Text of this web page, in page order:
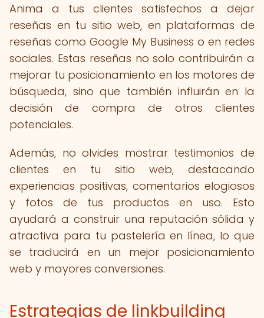
Anima a tus clientes satisfechos a dejar
reseñas en tu sitio web, en plataformas de
reseñas como Google My Business o en redes
sociales. Estas reseñas no solo contribuirán a
mejorar tu posicionamiento en los motores de
búsqueda, sino que también influirán en la
decisión de compra de otros clientes
potenciales.
Además, no olvides mostrar testimonios de
clientes en tu sitio web, destacando
experiencias positivas, comentarios elogiosos
y fotos de tus productos en uso. Esto
ayudará a construir una reputación sólida y
atractiva para tu pastelería en línea, lo que
se traducirá en un mejor posicionamiento
web y mayores conversiones.
Estrategias de linkbuilding